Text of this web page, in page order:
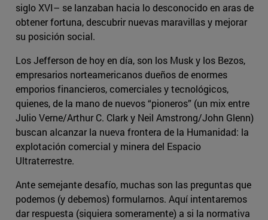
siglo XVI– se lanzaban hacia lo desconocido en aras de
obtener fortuna, descubrir nuevas maravillas y mejorar
su posición social.
Los Jefferson de hoy en día, son los Musk y los Bezos,
empresarios norteamericanos dueños de enormes
emporios financieros, comerciales y tecnológicos,
quienes, de la mano de nuevos “pioneros” (un mix entre
Julio Verne/Arthur C. Clark y Neil Amstrong/John Glenn)
buscan alcanzar la nueva frontera de la Humanidad: la
explotación comercial y minera del Espacio
Ultraterrestre.
Ante semejante desafío, muchas son las preguntas que
podemos (y debemos) formularnos. Aquí intentaremos
dar respuesta (siquiera someramente) a si la normativa